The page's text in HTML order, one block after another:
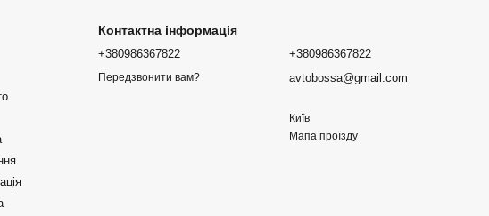
Контактна інформація
+380986367822
Передзвонити вам?
+380986367822
avtobossa@gmail.com
Київ
Мапа проїзду